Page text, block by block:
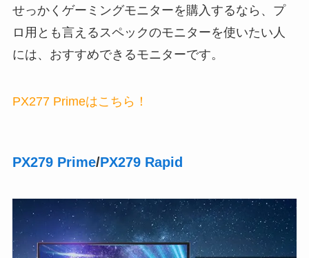
せっかくゲーミングモニターを購入するなら、プ
ロ用とも言えるスペックのモニターを使いたい人
には、おすすめできるモニターです。
PX277 Primeはこちら！
PX279 Prime/PX279 Rapid